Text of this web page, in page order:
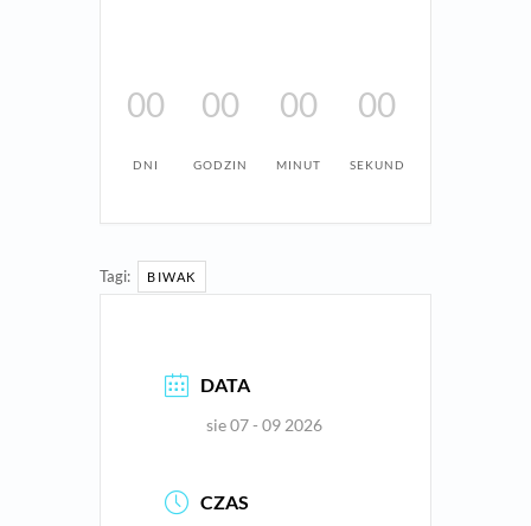
00
DNI
00
GODZIN
00
MINUT
00
SEKUND
Tagi: BIWAK
DATA
sie 07 - 09 2026
CZAS